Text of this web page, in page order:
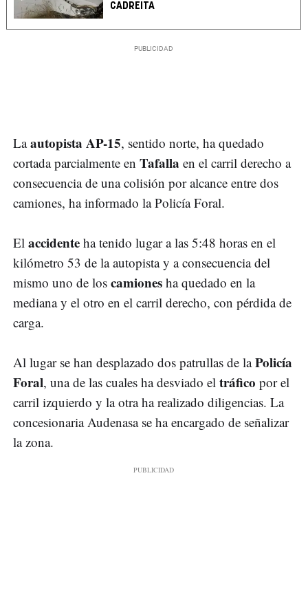
CADREITA
Laautopista AP-15, sentido norte, ha quedado
cortada parcialmente en Tafalla en el carril derecho a
consecuencia de una colisión por alcance entre dos
camiones, ha informado la Policía Foral.
El accidente ha tenido lugar a las 5:48 horas en el
kilómetro 53 de la autopista y a consecuencia del
mismo uno de los camiones ha quedado en la
mediana y el otro en el carril derecho, con pérdida de
carga.
Al lugar se han desplazado dos patrullas de laPolicía
Foral, una de las cuales ha desviado el tráfico por el
carril izquierdo y la otra ha realizado diligencias. La
concesionaria Audenasa se ha encargado de señalizar
la zona.